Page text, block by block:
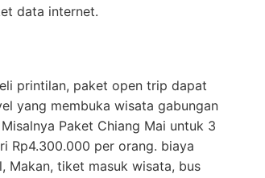
data internet.
printilan, paket open trip dapat
yang membuka wisata gabungan
Paket Chiang Mai untuk 3
Rp4.300.000 per orang. biaya
Makan, tiket masuk wisata, bus